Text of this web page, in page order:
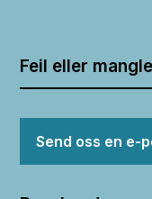
Feil eller
Send oss en e-